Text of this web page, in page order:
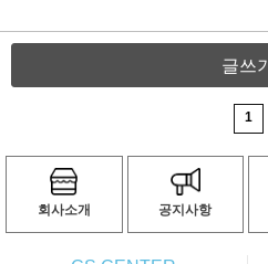
글쓰기
1
회사소개 공지사항